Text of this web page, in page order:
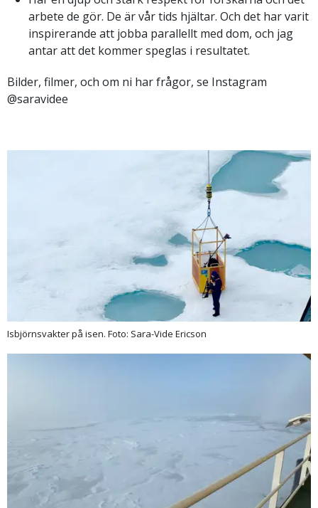
arbete de gör. De är vår tids hjältar. Och det har varit
inspirerande att jobba parallellt med dom, och jag
antar att det kommer speglas i resultatet.
Bilder, filmer, och om ni har frågor, se Instagram
@saravidee
Isbjörnsvakter på isen. Foto: Sara-Vide Ericson